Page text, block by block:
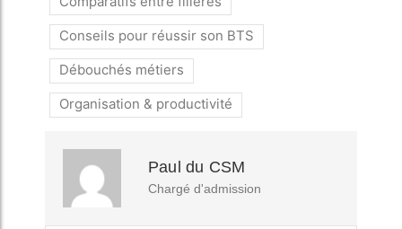
Conseils pour réussir son BTS
Débouchés métiers
Organisation & productivité
Paul du CSM
Chargé d'admission